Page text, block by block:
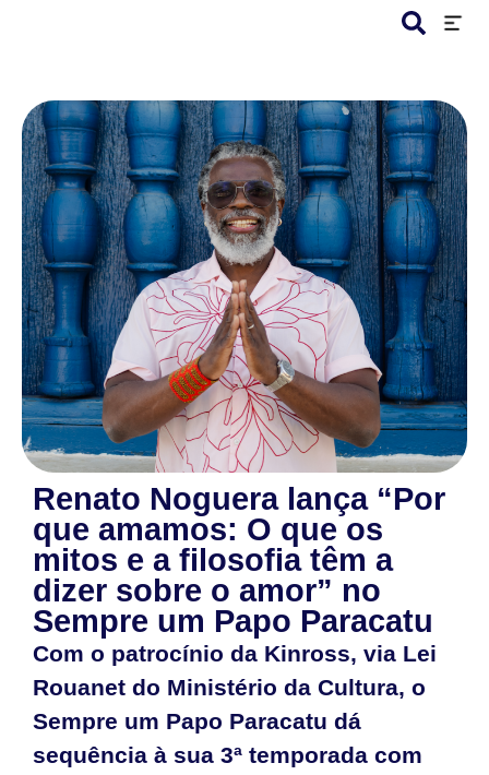
Renato Noguera lança “Por
que amamos: O que os
mitos e a filosofia têm a
dizer sobre o amor” no
Sempre um Papo Paracatu
Com o patrocínio da Kinross, via Lei
Rouanet do Ministério da Cultura, o
Sempre um Papo Paracatu dá
sequência à sua 3ª temporada com